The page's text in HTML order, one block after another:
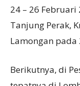
24 – 26 Februari
Tanjung Perak,
Lamongan pada
Berikutnya, di